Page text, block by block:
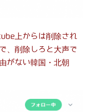
上からは削除され
、削除しろと大声で
がない韓国・北朝